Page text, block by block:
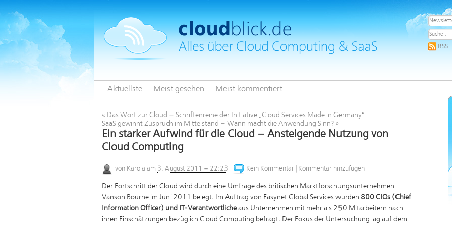
RSS
Aktuellste Meist gesehen Meist kommentiert
« Das Wort zur Cloud – Schriftenreihe der Initiative „Cloud Services Made in Germany“
SaaS gewinnt Zuspruch im Mittelstand – Wann macht die Anwendung Sinn? »
Ein starker Aufwind für die Cloud – Ansteigende Nutzung von
Cloud Computing
von Karola am 3. August 2011 – 22:23 Kein Kommentar Kommentar hinzufügen
Der Fortschritt der Cloud wird durch eine Umfrage des britischen Marktforschungsunternehmen
Vanson Bourne im Juni 2011 belegt. Im Auftrag von Easynet Global Services wurden 800 CIOs (Chief
Information Officer) und IT-Verantwortliche aus Unternehmen mit mehr als 250 Mitarbeitern nach
ihren Einschätzungen bezüglich Cloud Computing befragt. Der Fokus der Untersuchung lag auf dem